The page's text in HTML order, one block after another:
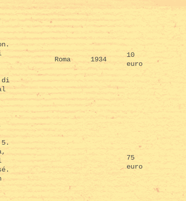
di
Roma 1934
10
euro
75
euro